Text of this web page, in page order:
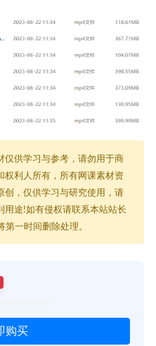
仅供学习与参考，请勿用于商
权利人所有，所有网课素材资
创，仅供学习与研究使用，请
用途!如有侵权请联系本站站长
第一时间删除处理。
购买